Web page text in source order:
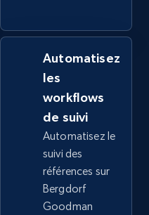
Model number,
Manufacturer,
Commencer
Automatisez
les
workflows
de suivi
Automatisez le
suivi des
références sur
Bergdorf
Goodman